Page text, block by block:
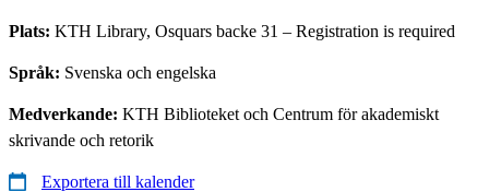
Plats: KTH Library, Osquars backe 31 – Registration is required
Språk: Svenska och engelska
Medverkande: KTH Biblioteket och Centrum för akademiskt
skrivande och retorik
Exportera till kalender